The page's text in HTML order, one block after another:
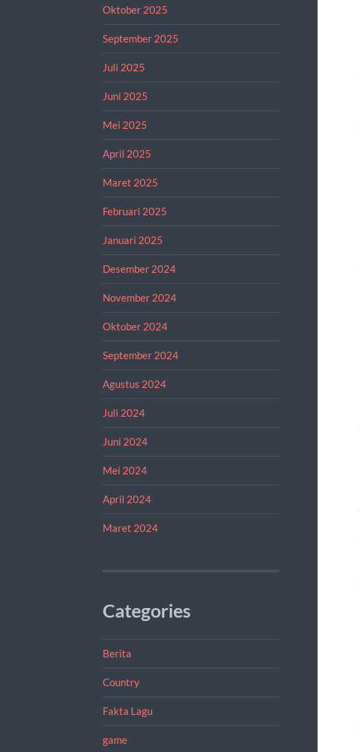
Oktober 2025
September 2025
Juli 2025
Juni 2025
Mei 2025
April 2025
Maret 2025
Februari 2025
Januari 2025
Desember 2024
November 2024
Oktober 2024
September 2024
Agustus 2024
Juli 2024
Juni 2024
Mei 2024
April 2024
Maret 2024
Categories
Berita
Country
Fakta Lagu
game